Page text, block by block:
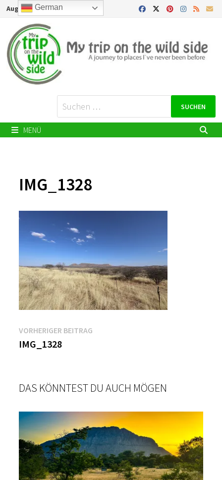
Zurück
Inhalt
August 10, 2026
Suchen
nach:
MENÜ
IMG_1328
Beitragsnavigation
VORHERIGER BEITRAG
IMG_1328
DAS KÖNNTEST DU AUCH MÖGEN
German